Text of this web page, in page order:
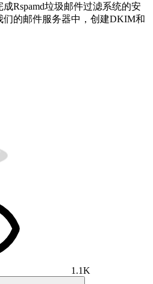
Rspamd垃圾邮件过滤系统的安
的邮件服务器中，创建DKIM和
1.1K